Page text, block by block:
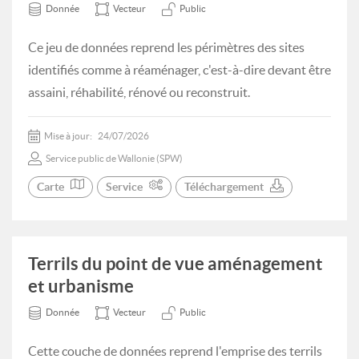
Donnée Vecteur Public
Ce jeu de données reprend les périmètres des sites
identifiés comme à réaménager, c'est-à-dire devant être
assaini, réhabilité, rénové ou reconstruit.
Mise à jour: 24/07/2026
Service public de Wallonie (SPW)
Carte Service Téléchargement
Terrils du point de vue aménagement
et urbanisme
Donnée Vecteur Public
Cette couche de données reprend l'emprise des terrils